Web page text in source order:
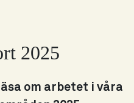
2025
om arbetet i våra